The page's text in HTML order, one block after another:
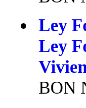
Ley
Ley
BON